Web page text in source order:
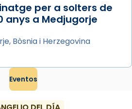
per a solters de
anys a Medjugorje
Bòsnia i Herzegovina
Eventos